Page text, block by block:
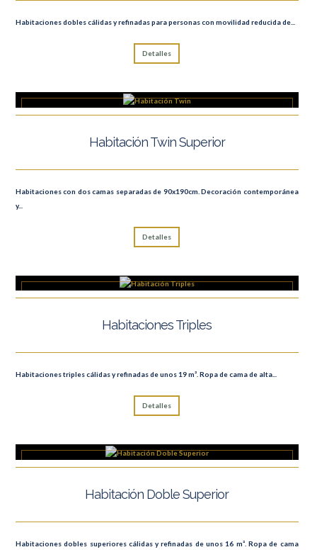
Habitaciones dobles cálidas y refinadas para personas con movilidad reducida de...
Detalles
Habitación Twin Superior
Habitaciones con dos camas separadas de 90x190cm. Decoración contemporánea
y...
Detalles
Habitaciones Triples
Habitaciones triples cálidas y refinadas de unos 19 m². Ropa de cama de alta...
Detalles
Habitación Doble Superior
Habitaciones dobles superiores cálidas y refinadas de unos 16 m². Ropa de cama